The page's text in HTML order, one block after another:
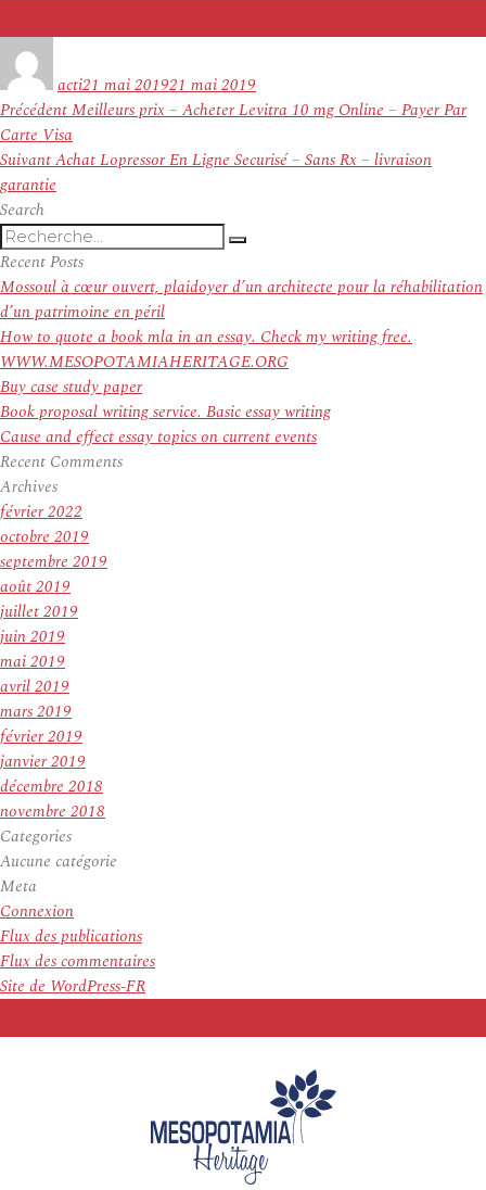
actile
21 mai 201921 mai 2019
Navigation
de
l’article
PrécédentArticle
précédent :
Meilleurs prix – Acheter Levitra 10 mg Online – Payer Par
Carte Visa
SuivantArticle
suivant :
Achat Lopressor En Ligne Securisé – Sans Rx – livraison
garantie
Search
Recherche
pour
:
Recherche
Recent Posts
Mossoul à cœur ouvert, plaidoyer d’un architecte pour la réhabilitation
d’un patrimoine en péril
How to quote a book mla in an essay. Check my writing free.
WWW.MESOPOTAMIAHERITAGE.ORG
Buy case study paper
Book proposal writing service. Basic essay writing
Cause and effect essay topics on current events
Recent Comments
Archives
février 2022
octobre 2019
septembre 2019
août 2019
juillet 2019
juin 2019
mai 2019
avril 2019
mars 2019
février 2019
janvier 2019
décembre 2018
novembre 2018
Categories
Aucune catégorie
Meta
Connexion
Flux des publications
Flux des commentaires
Site de WordPress-FR